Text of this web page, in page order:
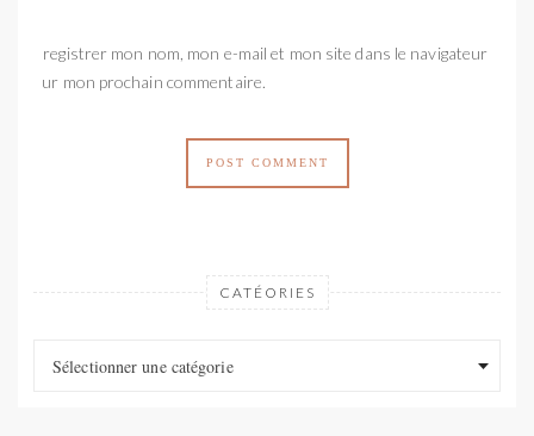
Enregistrer mon nom, mon e-mail et mon site dans le navigateur
pour mon prochain commentaire.
CATÉORIES
Sélectionner une catégorie